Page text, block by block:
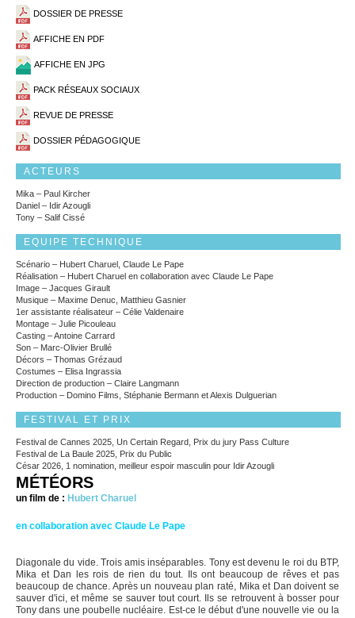
DOSSIER DE PRESSE
AFFICHE EN PDF
AFFICHE EN JPG
PACK RÉSEAUX SOCIAUX
REVUE DE PRESSE
DOSSIER PÉDAGOGIQUE
ACTEURS
Mika – Paul Kircher
Daniel – Idir Azougli
Tony – Salif Cissé
EQUIPE TECHNIQUE
Scénario – Hubert Charuel, Claude Le Pape
Réalisation – Hubert Charuel en collaboration avec Claude Le Pape
Image – Jacques Girault
Musique – Maxime Denuc, Matthieu Gasnier
1er assistante réalisateur – Célie Valdenaire
Montage – Julie Picouleau
Casting – Antoine Carrard
Son – Marc-Olivier Brullé
Décors – Thomas Grézaud
Costumes – Elisa Ingrassia
Direction de production – Claire Langmann
Production – Domino Films, Stéphanie Bermann et Alexis Dulguerian
FESTIVAL ET PRIX
Festival de Cannes 2025, Un Certain Regard, Prix du jury Pass Culture
Festival de La Baule 2025, Prix du Public
César 2026, 1 nomination, meilleur espoir masculin pour Idir Azougli
MÉTÉORS
un film de : Hubert Charuel
en collaboration avec Claude Le Pape
Diagonale du vide. Trois amis inséparables. Tony est devenu le roi du BTP,
Mika et Dan les rois de rien du tout. Ils ont beaucoup de rêves et pas
beaucoup de chance. Après un nouveau plan raté, Mika et Dan doivent se
sauver d'ici, et même se sauver tout court. Ils se retrouvent à bosser pour
Tony dans une poubelle nucléaire. Est-ce le début d'une nouvelle vie ou la